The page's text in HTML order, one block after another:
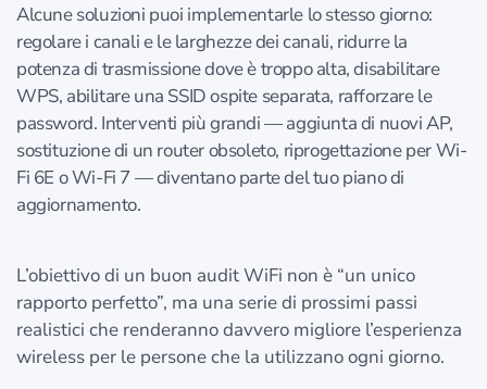
Alcune soluzioni puoi implementarle lo stesso giorno:
regolare i canali e le larghezze dei canali, ridurre la
potenza di trasmissione dove è troppo alta, disabilitare
WPS, abilitare una SSID ospite separata, rafforzare le
password. Interventi più grandi — aggiunta di nuovi AP,
sostituzione di un router obsoleto, riprogettazione per Wi-
Fi 6E o Wi-Fi 7 — diventano parte del tuo piano di
aggiornamento.
L’obiettivo di un buon audit WiFi non è “un unico
rapporto perfetto”, ma una serie di prossimi passi
realistici che renderanno davvero migliore l’esperienza
wireless per le persone che la utilizzano ogni giorno.